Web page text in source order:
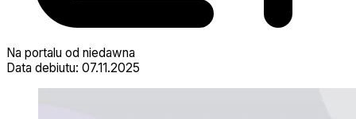
Na portalu od niedawna
Data debiutu: 07.11.2025